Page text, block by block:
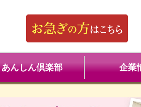
あんしん倶楽部 企業